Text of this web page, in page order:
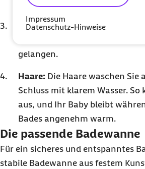
Impressum
Datenschutz-Hinweise
reinigen.
Windelbereich:Ganz zum
gelangen.
Haare: Die Haare waschen Sie
Schluss mit klarem Wasser.
aus, und Ihr Baby bleibt
Bades angenehm warm.
Die passende Badewanne
Für ein sicheres und entspanntes
stabile Badewanne aus festem